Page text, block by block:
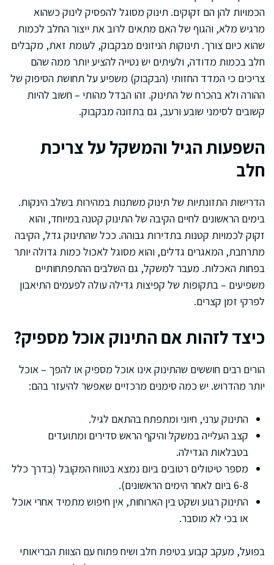
הכמויות להן הם זקוקים. תינוק מסוגל להפסיק לינוק כשהוא
מרגיש מלא, והגוף של האם מתאים לרוב את ייצור החלב לכמות
שהוא כיום צורך. תינוקות הניזונים מבקבוק, לעומת זאת, מקבלים
חלב בכמות מדודה, ולעיתים יש נטייה להציע יותר ממה שהם
צריכים כי המדד החזותי (הבקבוק) משפיע על תחושת הסיפוק של
ההורה ולא בהכרח של התינוק. זהו הבדל מהותי – חשוב להיות
קשובים לסימני שובע ורעב, גם בתזונה מבקבוק.
השפעות הגיל והמשקל על צריכת
חלב
הדרישות התזונתיות של תינוק משתנות במהירות בשלב הינקות.
בימים הראשונים לחיים הקיבה של התינוק קטנה במיוחד, והוא
זקוק לכמויות קטנות בתדירות גבוהה. ככל שהתינוק גדל, הקיבה
מתרחבת, המאגרים גדלים, והוא מסוגל לאכול כמות גדולה יותר
בפחות האכלות. מעבר למשקל, גם השלבים ההתפתחותיים
משפיעים – בתקופות של קפיצות גדילה עולה לפעמים התיאבון
לפרקי זמן קצרים.
כיצד לזהות אם התינוק אוכל מספיק?
הורים רבים חוששים שהתינוק אינו אוכל מספיק או להפך – אוכל
יותר מהדרוש. יש כמה סימנים מרכזיים שאפשר להיעזר בהם:
התינוק ערני, חיוני ומתפתח בהתאם לגיל.
קצב העלייה במשקל והיקף הראש סדירים ומתועדים
בטבלאות הגדילה.
מספר טיטולים רטובים ביום נמצא בטווח המקובל (בדרך כלל
6-8 ביום לאחר הימים הראשונים).
התינוק רגוע ושקט בין הארוחות, אין חיפוש מתמיד אחרי אוכל
או בכי לא מוסבר.
בפועל, מעקב קבוע בטיפת חלב ושיח פתוח עם הצוות הבריאותי